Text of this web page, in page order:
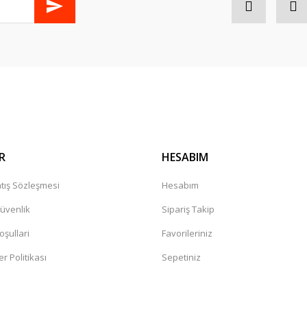
Sözleşmesi
Politikası
HESABIM
Hesabım
Sipariş Takip
Favorileriniz
Sepetiniz